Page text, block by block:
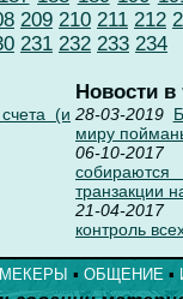
209 210 211 212
231 232 233 234
(и
Новости в
28-03-2019
миру
06-10-2017
транзакции
21-04-2017
контроль
▪ ОБЩЕНИЕ ▪